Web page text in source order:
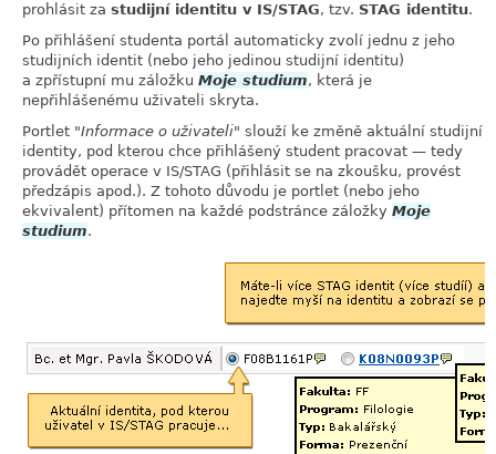
prohlásit za studijní identitu v IS/STAG, tzv. STAG identitu.
Po přihlášení studenta portál automaticky zvolí jednu z jeho
studijních identit (nebo jeho jedinou studijní identitu)
a zpřístupní mu záložku Moje studium, která je
nepřihlášenému uživateli skryta.
Portlet
Informace o uživateli
slouží ke změně aktuální studijní
identity, pod kterou chce přihlášený student pracovat — tedy
provádět operace v IS/STAG (přihlásit se na zkoušku, provést
předzápis apod.). Z tohoto důvodu je portlet (nebo jeho
ekvivalent) přítomen na každé podstránce záložky Moje
studium.